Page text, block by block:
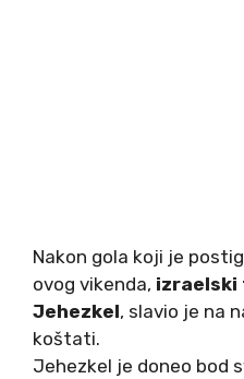
Nakon gola koji je
ovog vikenda, izraelski
Jehezkel, slavio je na
koštati.
Jehezkel je doneo bod